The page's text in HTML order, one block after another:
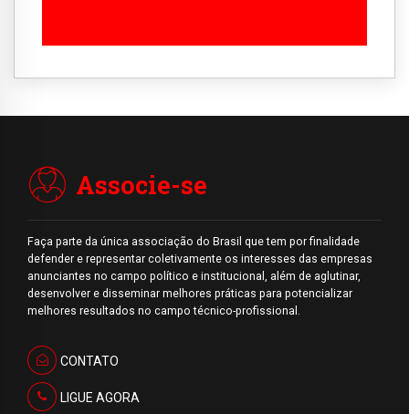
Associe-se
Faça parte da única associação do Brasil que tem por finalidade
defender e representar coletivamente os interesses das empresas
anunciantes no campo político e institucional, além de aglutinar,
desenvolver e disseminar melhores práticas para potencializar
melhores resultados no campo técnico-profissional.
CONTATO
LIGUE AGORA